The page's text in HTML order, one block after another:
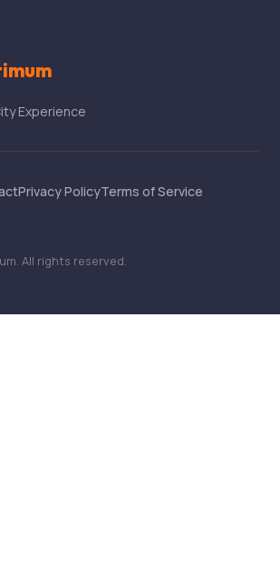
Experience
Privacy PolicyTerms of Service
. All rights reserved.